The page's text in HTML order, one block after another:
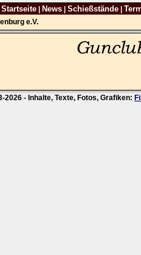
Startseite| News| Schießstände|
e.V.
2026 - Inhalte, Texte, Fotos, Grafiken: